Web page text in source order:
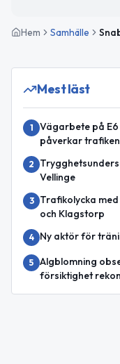
Hem Samhälle
Mest läst
1
Vägarbete på E6
påverkar
2
Vellinge
3
Trafikolycka
och Klagstorp
4 Ny aktör för
5 Algblomning
försiktighet